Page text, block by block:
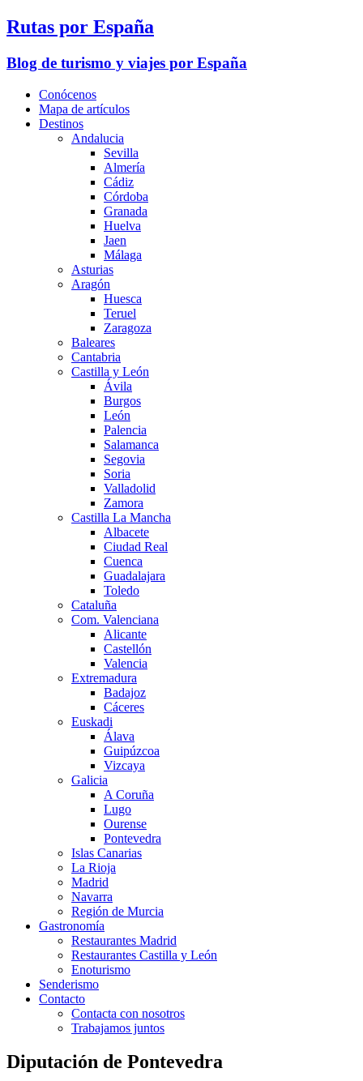
Rutas por España
Blog de turismo y viajes por España
Conócenos
Mapa de artículos
Destinos
Andalucia
Sevilla
Almería
Cádiz
Córdoba
Granada
Huelva
Jaen
Málaga
Asturias
Aragón
Huesca
Teruel
Zaragoza
Baleares
Cantabria
Castilla y León
Ávila
Burgos
León
Palencia
Salamanca
Segovia
Soria
Valladolid
Zamora
Castilla La Mancha
Albacete
Ciudad Real
Cuenca
Guadalajara
Toledo
Cataluña
Com. Valenciana
Alicante
Castellón
Valencia
Extremadura
Badajoz
Cáceres
Euskadi
Álava
Guipúzcoa
Vizcaya
Galicia
A Coruña
Lugo
Ourense
Pontevedra
Islas Canarias
La Rioja
Madrid
Navarra
Región de Murcia
Gastronomía
Restaurantes Madrid
Restaurantes Castilla y León
Enoturismo
Senderismo
Contacto
Contacta con nosotros
Trabajamos juntos
Diputación de Pontevedra